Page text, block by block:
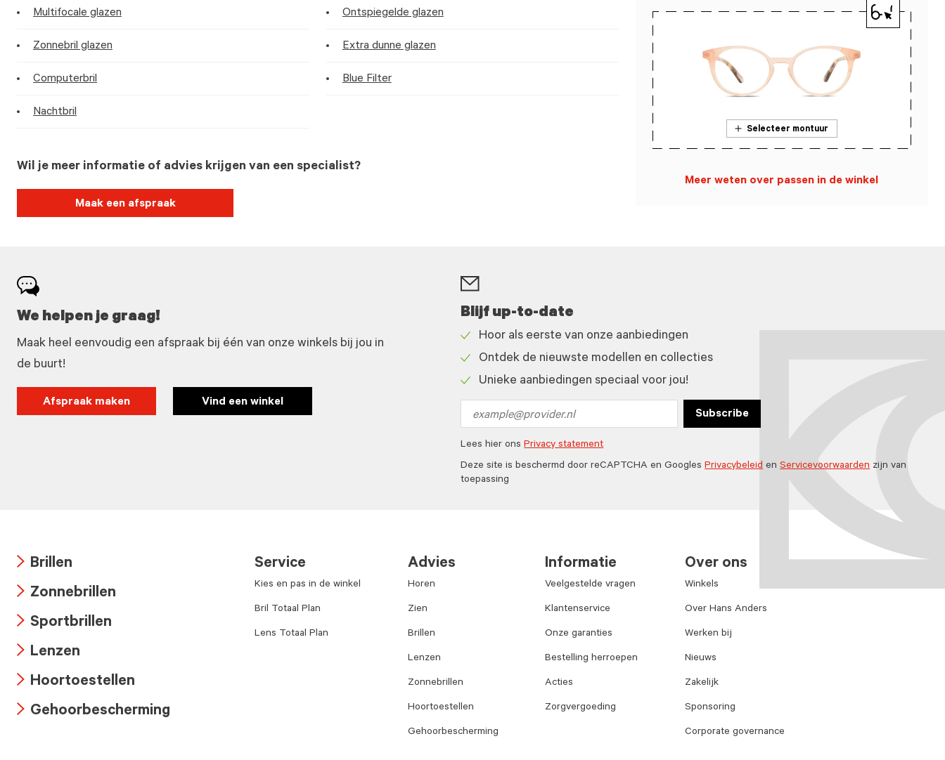
Multifocale glazen
Zonnebril glazen
Computerbril
Nachtbril
Ontspiegelde glazen
Extra dunne glazen
Blue Filter
Wil je meer informatie of advies krijgen van een specialist?
Maak een afspraak
Selecteer montuur
Meer weten over passen in de winkel
We helpen je graag!
Maak heel eenvoudig een afspraak bij één van onze winkels bij jou in
de buurt!
Afspraak maken Vind een winkel
Blijf up-to-date
icon
Hoor als eerste van onze aanbiedingen
icon
Ontdek de nieuwste modellen en collecties
Unieke aanbiedingen speciaal voor jou!
address
Subscribe
Lees hier onsPrivacy statement
Deze site is beschermd door reCAPTCHA en GooglesPrivacybeleidenServicevoorwaardenzijn van
toepassing
icon
Brillen
icon
Zonnebrillen
icon
Sportbrillen
icon
Lenzen
icon
Hoortoestellen
Gehoorbescherming
Service
Kies en pas in de winkel
Bril Totaal Plan
Lens Totaal Plan
Advies
Horen
Zien
Brillen
Lenzen
Zonnebrillen
Hoortoestellen
Gehoorbescherming
Informatie
Veelgestelde vragen
Klantenservice
Onze garanties
Bestelling herroepen
Acties
Zorgvergoeding
Over ons
Winkels
Over Hans Anders
Werken bij
Nieuws
Zakelijk
Sponsoring
Corporate governance